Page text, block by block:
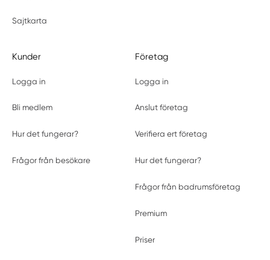
Sajtkarta
Kunder
Logga in
Bli medlem
Hur det fungerar?
Frågor från besökare
Företag
Logga in
Anslut företag
Verifiera ert företag
Hur det fungerar?
Frågor från badrumsföretag
Premium
Priser